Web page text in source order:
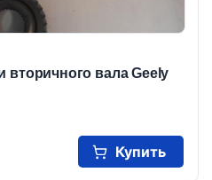
вторичного вала Geely
Купить